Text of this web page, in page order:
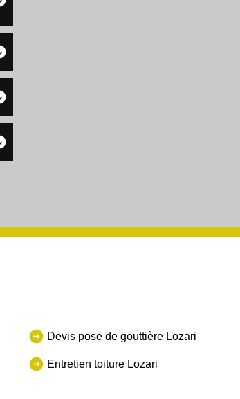
Devis pose de gouttière Lozari
Entretien toiture Lozari